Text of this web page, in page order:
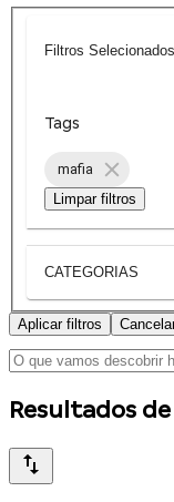
Filtros Selecionados
Tags
mafia
Limpar filtros
CATEGORIAS
Aplicar filtros
Resultados